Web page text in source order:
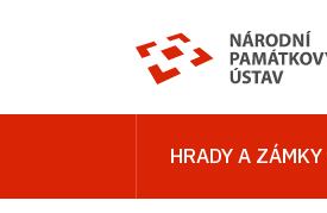
HRADY A ZÁMKY